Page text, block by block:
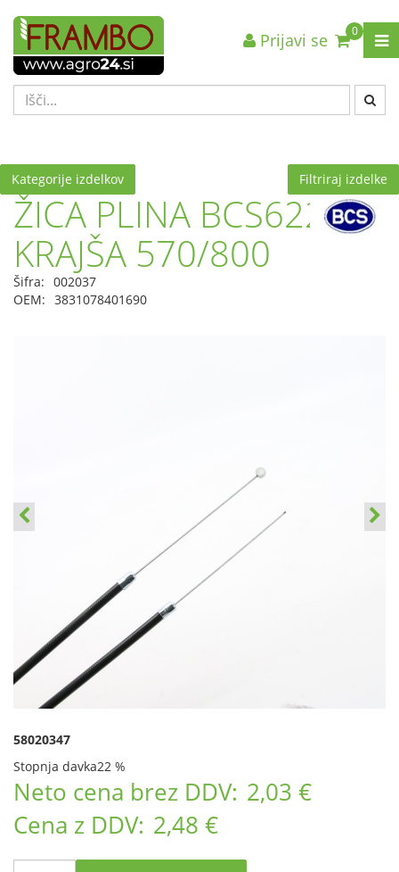
Nazaj en nivo
VRSTA 1
VRSTA 3
Nazaj en nivo
VRSTA 1
VRSTA 3
Nazaj en nivo
VRSTA 1
VRSTA 3
0
Prijavi se
Kategorije izdelkov Filtriraj izdelke
ŽICA PLINA BCS622
KRAJŠA 570/800
Šifra: 002037
OEM: 3831078401690
58020347
Stopnja davka22 %
Neto cena brez DDV: 2,03 €
Cena z DDV: 2,48 €